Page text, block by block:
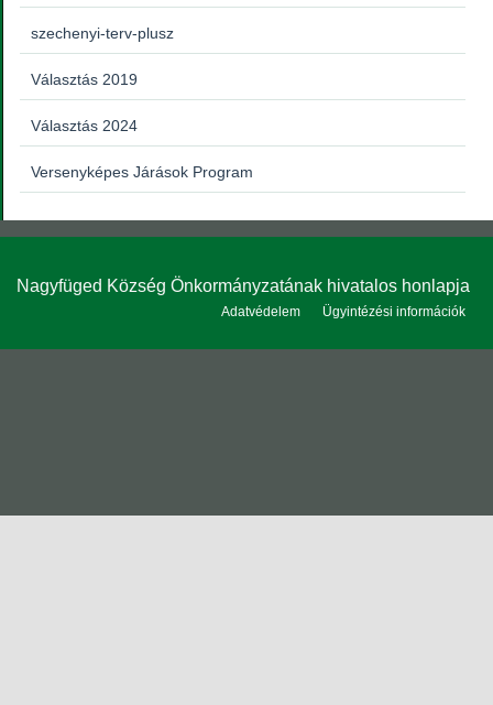
szechenyi-terv-plusz
Választás 2019
Választás 2024
Versenyképes Járások Program
Nagyfüged Község Önkormányzatának hivatalos honlapja
Adatvédelem Ügyintézési információk